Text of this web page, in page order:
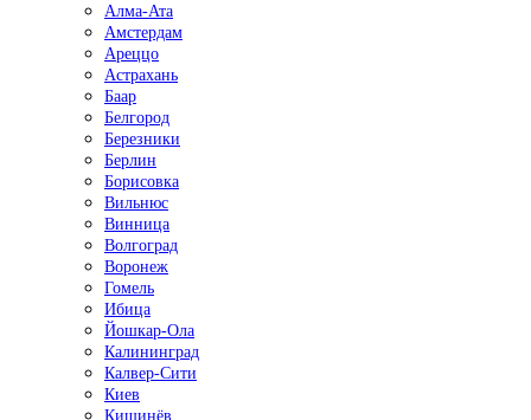
Алма-Ата
Амстердам
Ареццо
Астрахань
Баар
Белгород
Березники
Берлин
Борисовка
Вильнюс
Винница
Волгоград
Воронеж
Гомель
Ибица
Йошкар-Ола
Калининград
Калвер-Сити
Киев
Кишинёв